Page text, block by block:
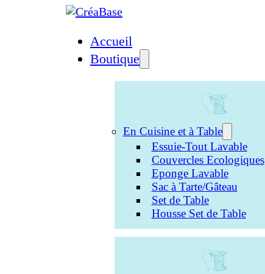
Accueil
Boutique
En Cuisine et à Table
Essuie-Tout Lavable
Couvercles Ecologiques
Eponge Lavable
Sac à Tarte/Gâteau
Set de Table
Housse Set de Table